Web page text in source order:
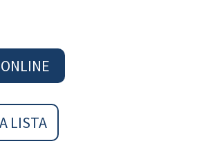
LISTA